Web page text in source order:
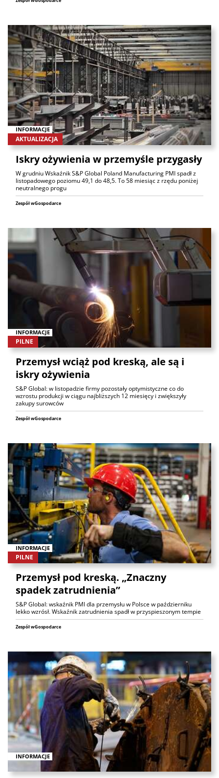
INFORMACJE
AKTUALIZACJA
Iskry ożywienia w przemyśle przygasły
W grudniu Wskaźnik S&P Global Poland Manufacturing PMI spadł z
listopadowego poziomu 49,1 do 48,5. To 58 miesiąc z rzędu poniżej
neutralnego progu
Zespół wGospodarce
INFORMACJE
PILNE
Przemysł wciąż pod kreską, ale są i
iskry ożywienia
S&P Global: w listopadzie firmy pozostały optymistyczne co do
wzrostu produkcji w ciągu najbliższych 12 miesięcy i zwiększyły
zakupy surowców
Zespół wGospodarce
INFORMACJE
PILNE
Przemysł pod kreską. „Znaczny
spadek zatrudnienia”
S&P Global: wskaźnik PMI dla przemysłu w Polsce w październiku
lekko wzrósł. Wskaźnik zatrudnienia spadł w przyspieszonym tempie
Zespół wGospodarce
INFORMACJE